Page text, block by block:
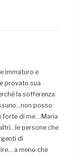
immaturo e
provato sua
la sofferenza
posso
forte di me….Maria
persone che
di
meno che